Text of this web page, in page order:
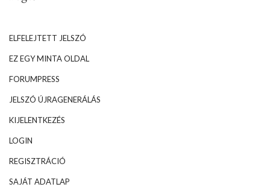
ELFELEJTETT JELSZÓ
EZ EGY MINTA OLDAL
FORUMPRESS
JELSZÓ ÚJRAGENERÁLÁS
KIJELENTKEZÉS
LOGIN
REGISZTRÁCIÓ
SAJÁT ADATLAP